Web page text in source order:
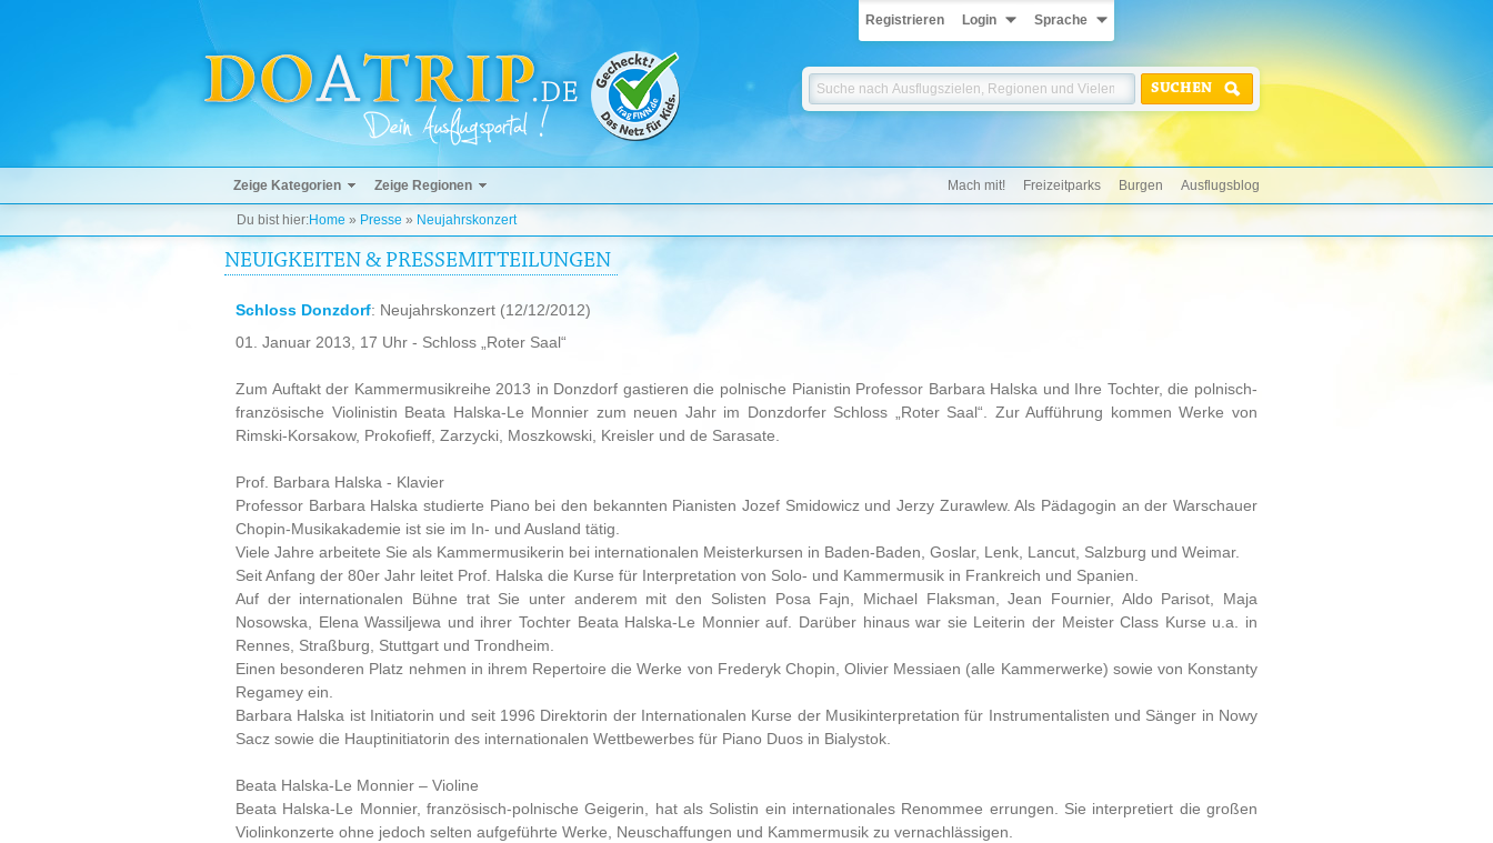
Registrieren Login Sprache
SUCHEN
Zeige Kategorien Zeige Regionen Mach mit! Freizeitparks Burgen Ausflugsblog
Du bist hier:Home » Presse » Neujahrskonzert
NEUIGKEITEN & PRESSEMITTEILUNGEN
Schloss Donzdorf: Neujahrskonzert (12/12/2012)
01. Januar 2013, 17 Uhr - Schloss „Roter Saal“
Zum Auftakt der Kammermusikreihe 2013 in Donzdorf gastieren die polnische Pianistin Professor Barbara Halska und Ihre Tochter, die polnisch-
französische Violinistin Beata Halska-Le Monnier zum neuen Jahr im Donzdorfer Schloss „Roter Saal“. Zur Aufführung kommen Werke von
Rimski-Korsakow, Prokofieff, Zarzycki, Moszkowski, Kreisler und de Sarasate.
Prof. Barbara Halska - Klavier
Professor Barbara Halska studierte Piano bei den bekannten Pianisten Jozef Smidowicz und Jerzy Zurawlew. Als Pädagogin an der Warschauer
Chopin-Musikakademie ist sie im In- und Ausland tätig.
Viele Jahre arbeitete Sie als Kammermusikerin bei internationalen Meisterkursen in Baden-Baden, Goslar, Lenk, Lancut, Salzburg und Weimar.
Seit Anfang der 80er Jahr leitet Prof. Halska die Kurse für Interpretation von Solo- und Kammermusik in Frankreich und Spanien.
Auf der internationalen Bühne trat Sie unter anderem mit den Solisten Posa Fajn, Michael Flaksman, Jean Fournier, Aldo Parisot, Maja
Nosowska, Elena Wassiljewa und ihrer Tochter Beata Halska-Le Monnier auf. Darüber hinaus war sie Leiterin der Meister Class Kurse u.a. in
Rennes, Straßburg, Stuttgart und Trondheim.
Einen besonderen Platz nehmen in ihrem Repertoire die Werke von Frederyk Chopin, Olivier Messiaen (alle Kammerwerke) sowie von Konstanty
Regamey ein.
Barbara Halska ist Initiatorin und seit 1996 Direktorin der Internationalen Kurse der Musikinterpretation für Instrumentalisten und Sänger in Nowy
Sacz sowie die Hauptinitiatorin des internationalen Wettbewerbes für Piano Duos in Bialystok.
Beata Halska-Le Monnier – Violine
Beata Halska-Le Monnier, französisch-polnische Geigerin, hat als Solistin ein internationales Renommee errungen. Sie interpretiert die großen
Violinkonzerte ohne jedoch selten aufgeführte Werke, Neuschaffungen und Kammermusik zu vernachlässigen.